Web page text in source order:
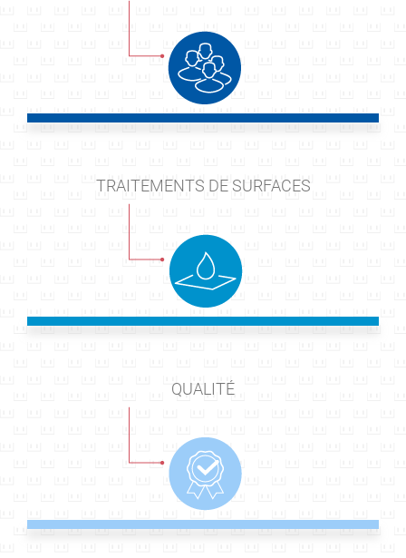
TRAITEMENTS DE SURFACES
QUALITÉ